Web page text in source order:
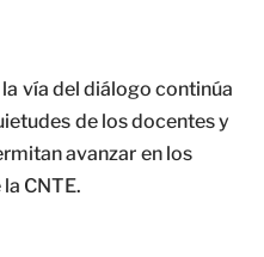
vía del diálogo continúa
de los docentes y
avanzar en los
CNTE.